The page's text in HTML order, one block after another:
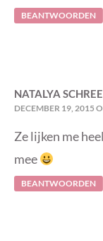
BEANTWOORDEN
NATALYA
DECEMBER 19, 2015
Ze lijken me
mee
BEANTWOORDEN